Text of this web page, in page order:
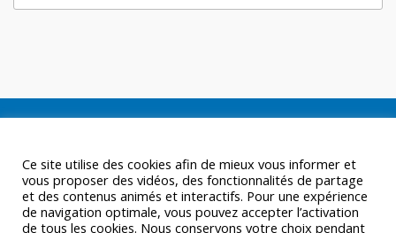
Ce site utilise des cookies afin de mieux vous informer et
vous proposer des vidéos, des fonctionnalités de partage
et des contenus animés et interactifs. Pour une expérience
de navigation optimale, vous pouvez accepter l’activation
de tous les cookies. Nous conservons votre choix pendant